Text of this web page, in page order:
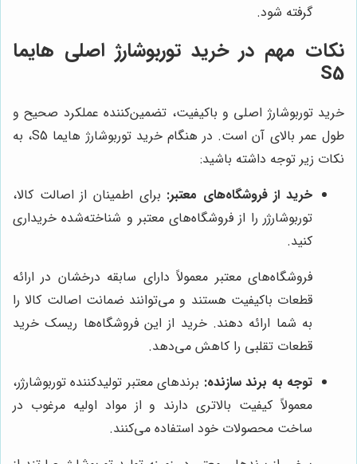
گرفته شود.
نکات مهم در خرید توربوشارژ اصلی هایما
S5
خرید توربوشارژ اصلی و باکیفیت، تضمین‌کننده عملکرد صحیح و
طول عمر بالای آن است. در هنگام خرید توربوشارژ هایما S5، به
نکات زیر توجه داشته باشید:
خرید از فروشگاه‌های معتبر: برای اطمینان از اصالت کالا،
توربوشارژر را از فروشگاه‌های معتبر و شناخته‌شده خریداری
کنید.
فروشگاه‌های معتبر معمولاً دارای سابقه درخشان در ارائه
قطعات باکیفیت هستند و می‌توانند ضمانت اصالت کالا را
به شما ارائه دهند. خرید از این فروشگاه‌ها ریسک خرید
قطعات تقلبی را کاهش می‌دهد.
توجه به برند سازنده: برندهای معتبر تولیدکننده توربوشارژر،
معمولاً کیفیت بالاتری دارند و از مواد اولیه مرغوب در
ساخت محصولات خود استفاده می‌کنند.